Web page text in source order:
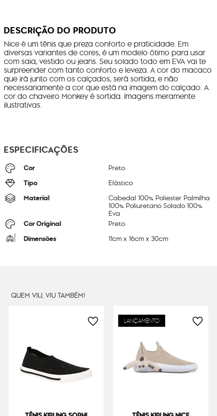
DESCRIÇÃO DO PRODUTO
Nice é um tênis que preza conforto e praticidade. Em
diversas variantes de cores, é um modelo ótimo para usar
com saia, vestido ou jeans. Seu solado todo em EVA vai te
surpreender com tanto conforto e leveza. A cor do macaco
que irá junto com os calçados, será sortida, e não
necessariamente a cor que está na imagem do calçado. A
cor do chaveiro Monkey é sortida. Imagens meramente
ilustrativas.
ESPECIFICAÇÕES
Cor Preto
Tipo Elástico
Material Cabedal 100% Poliester Palmilha
100% Poliuretano Solado 100%
Eva
Cor Original Preto
Dimensões 11cm x16cm x30cm
QUEM VIU, VIU TAMBÉM!
LANÇAMENTO